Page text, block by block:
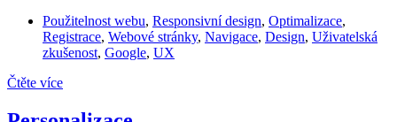
Použitelnost webu, Responsivní design, Optimalizace,
Registrace, Webové stránky, Navigace, Design, Uživatelská
zkušenost, Google, UX
Čtěte více